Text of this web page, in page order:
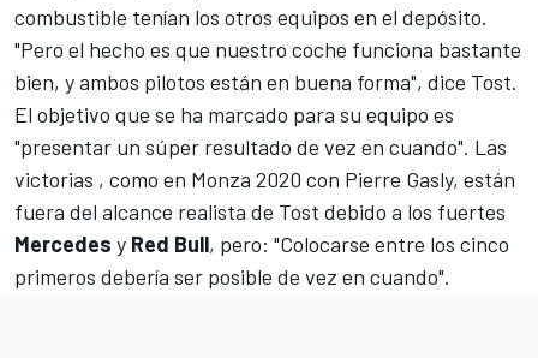
combustible tenían los otros equipos en el depósito.
"Pero el hecho es que nuestro coche funciona bastante
bien, y ambos pilotos están en buena forma", dice Tost.
El objetivo que se ha marcado para su equipo es
"presentar un súper resultado de vez en cuando". Las
victorias , como en Monza 2020 con Pierre Gasly, están
fuera del alcance realista de Tost debido a los fuertes
Mercedes y Red Bull, pero: "Colocarse entre los cinco
primeros debería ser posible de vez en cuando".